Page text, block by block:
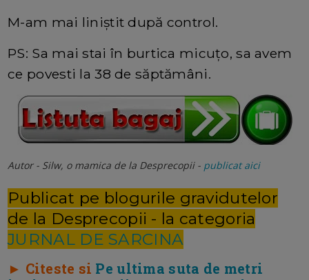
M-am mai liniștit după control.
PS: Sa mai stai în burtica micuțo, sa avem
ce povesti la 38 de săptămâni.
Autor - Silw, o mamica de la Desprecopii - publicat aici
Publicat pe blogurile gravidutelor
de la Desprecopii - la categoria
JURNAL DE SARCINA
► Citeste si Pe ultima suta de metri